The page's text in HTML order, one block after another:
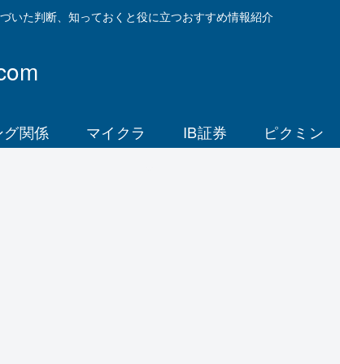
いた判断、知っておくと役に立つおすすめ情報紹介
関係 マイクラ IB証券 ピクミン